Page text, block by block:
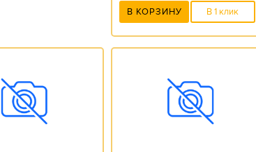
В КОРЗИНУ В 1 клик